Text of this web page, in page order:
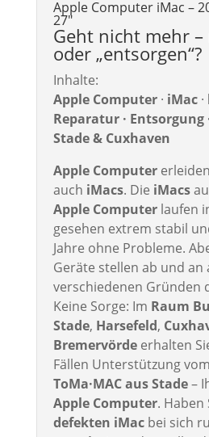
Apple Computer iMac –
27″
Geht nicht mehr
oder „entsorgen“?
Inhalte:
Apple Computer· iMac·
Reparatur · Entsorgung
Stade & Cuxhaven
Apple Computer
auch iMacs. Die iMacs
Apple Computerlaufen
gesehen extrem stabil
Jahre ohne Probleme.
Geräte stellen ab und an
verschiedenen Gründen
Keine Sorge: Im Raum
Stade, Harsefeld,
Bremervördeerhalten
Fällen Unterstützung vom
ToMa·MAC aus Stade–
Apple Computer. Haben
defekten iMacbei sich